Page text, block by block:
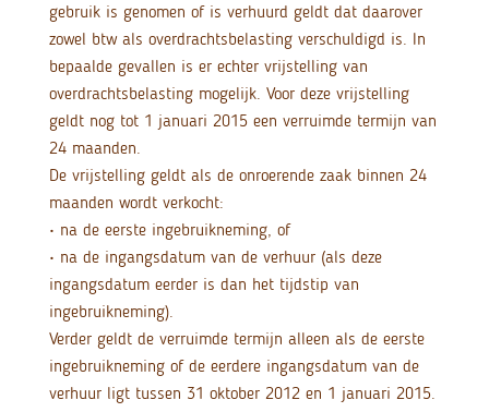
gebruik is genomen of is verhuurd geldt dat daarover
zowel btw als overdrachtsbelasting verschuldigd is. In
bepaalde gevallen is er echter vrijstelling van
overdrachtsbelasting mogelijk. Voor deze vrijstelling
geldt nog tot 1 januari 2015 een verruimde termijn van
24 maanden.
De vrijstelling geldt als de onroerende zaak binnen 24
maanden wordt verkocht:
• na de eerste ingebruikneming, of
• na de ingangsdatum van de verhuur (als deze
ingangsdatum eerder is dan het tijdstip van
ingebruikneming).
Verder geldt de verruimde termijn alleen als de eerste
ingebruikneming of de eerdere ingangsdatum van de
verhuur ligt tussen 31 oktober 2012 en 1 januari 2015.